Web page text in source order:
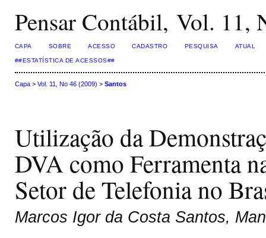
Pensar Contábil, Vol. 11,
CAPA SOBRE ACESSO CADASTRO PESQUISA ATUAL
##ESTATÍSTICA DE ACESSOS##
Capa> Vol. 11, No 46 (2009) > Santos
Utilização da
DVA como Ferramenta
Setor de Telefonia no
Marcos Igor da Costa Santos,